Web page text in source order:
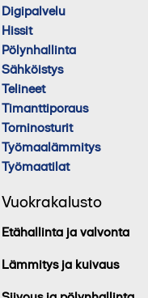
Digipalvelu
Hissit
Pölynhallinta
Sähköistys
Telineet
Timanttiporaus
Torninosturit
Työmaalämmitys
Työmaatilat
Vuokrakalusto
Etähallinta ja valvonta
Lämmitys ja kuivaus